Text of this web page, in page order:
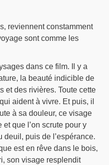
reviennent constamment
sont comme les
dans ce film. Il y a
la beauté indicible de
et des rivières. Toute cette
aident à vivre. Et puis, il
à sa douleur, ce visage
que l’on scrute pour y
deuil, puis de l’espérance.
est en rêve dans le bois,
son visage resplendit